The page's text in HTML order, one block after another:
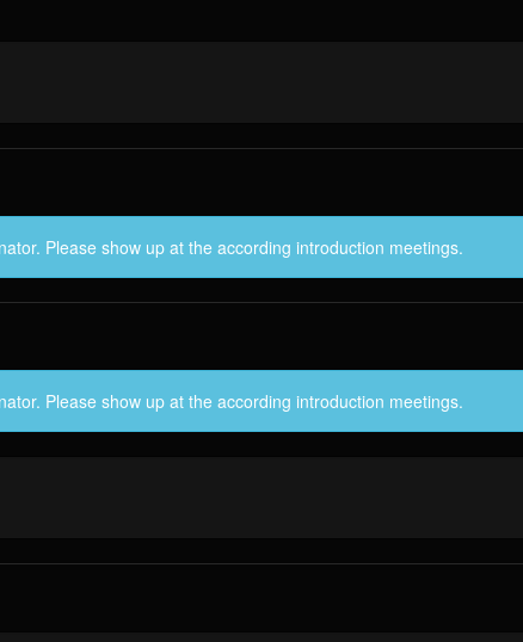
Please show up at the according introduction meetings.
Please show up at the according introduction meetings.